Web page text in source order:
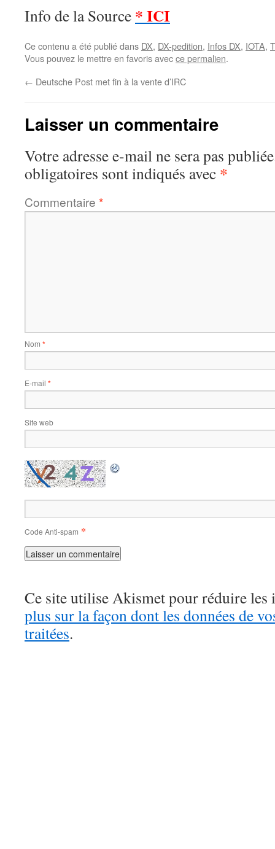
Info de la Source * ICI
Ce contenu a été publié dans DX, DX-pedition, Infos DX, IOTA,
Vous pouvez le mettre en favoris avecce permalien.
← Deutsche Post met fin à la vente d’IRC
Laisser un commentaire
Votre adresse e-mail ne sera pas
obligatoires sont indiqués avec *
Commentaire *
Nom *
E-mail *
Site web
Code Anti-spam *
Ce site utilise Akismet pour réduire les
plus sur la façon dont les données de
traitées.